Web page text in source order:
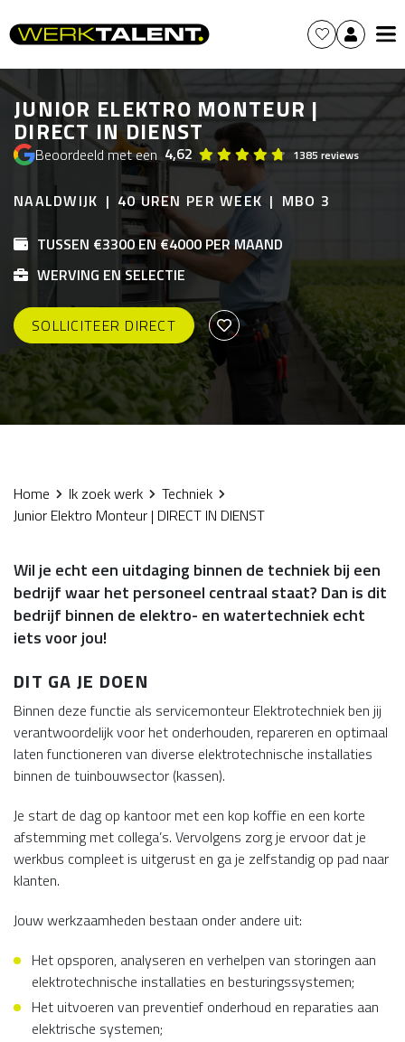
JUNIOR ELEKTRO MONTEUR |
DIRECT IN DIENST
Beoordeeld met een 4,62 1385 reviews
NAALDWIJK 40 UREN PER WEEK
MBO 3
TUSSEN €3300 EN €4000 PER MAAND
WERVING EN SELECTIE
SOLLICITEER DIRECT
Home Ik zoek werk
Techniek
Junior Elektro Monteur | DIRECT IN DIENST
Wil je echt een uitdaging binnen de techniek bij een
bedrijf waar het personeel centraal staat? Dan is dit
bedrijf binnen de elektro- en watertechniek echt
iets voor jou!
DIT GA JE DOEN
Binnen deze functie als servicemonteur Elektrotechniek ben jij
verantwoordelijk voor het onderhouden, repareren en optimaal
laten functioneren van diverse elektrotechnische installaties
binnen de tuinbouwsector (kassen).
Je start de dag op kantoor met een kop koffie en een korte
afstemming met collega’s. Vervolgens zorg je ervoor dat je
werkbus compleet is uitgerust en ga je zelfstandig op pad naar
klanten.
Jouw werkzaamheden bestaan onder andere uit:
Het opsporen, analyseren en verhelpen van storingen aan
elektrotechnische installaties en besturingssystemen;
Het uitvoeren van preventief onderhoud en reparaties aan
elektrische systemen;